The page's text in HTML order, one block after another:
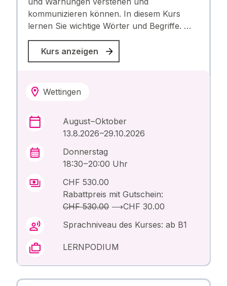
kommunizieren können. In diesem Kurs
lernen Sie wichtige Wörter und Begriffe. …
Kurs anzeigen
Wettingen
August – Oktober
13.8.2026 –29.10.2026
Donnerstag
18:30 – 20:00 Uhr
CHF 530.00
Rabattpreis mit Gutschein:
CHF 530.00⟶CHF 30.00
Sprachniveau des Kurses: ab B1
LERNPODIUM